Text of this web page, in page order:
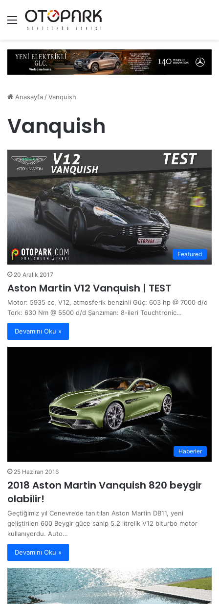
Menü
Anasayfa /Vanquish
Vanquish
Featured
20 Aralık 2017
Aston Martin V12 Vanquish | TEST
Motor: 5935 cc, V12, atmosferik benzinli Güç: 603 hp @ 7000 d/d
Tork: 630 Nm @ 5500 d/d Şanzıman: 8-ileri Touchtronic…
Devamını Oku »
Haberler
25 Haziran 2016
2018 Aston Martin Vanquish 820 beygir
olabilir!
Geçtiğimiz yıl Cenevre’de tanıtılan Aston Martin DB11, yeni
geliştirilen 600 Beygir güce sahip 5.2 litrelik V12 biturbo motor
kullanıyordu. Auto…
Devamını Oku »